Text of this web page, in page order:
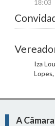
18:03
Iza
A Câmara